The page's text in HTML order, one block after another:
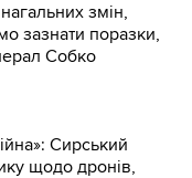
змін,
зазнати поразки,
Собко
Сирський
щодо дронів,